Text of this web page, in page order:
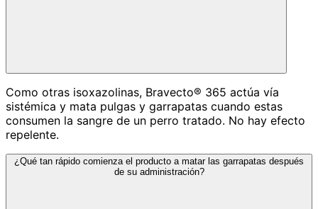
Como otras isoxazolinas, Bravecto® 365 actúa vía
sistémica y mata pulgas y garrapatas cuando estas
consumen la sangre de un perro tratado. No hay efecto
repelente.
¿Qué tan rápido comienza el producto a matar las garrapatas después
de su administración?